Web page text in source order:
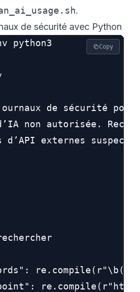
.
de sécurité avec Python
python3
de sécurité
non autorisée.
d’API externes
Copy